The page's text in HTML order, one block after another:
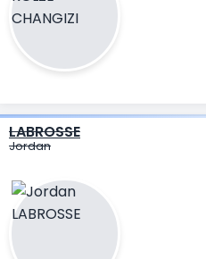
LABROSSE
Jordan